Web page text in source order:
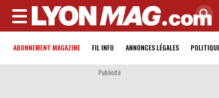
MENU
ABONNEMENT MAGAZINE FIL INFO ANNONCES LÉGALES
Publicité